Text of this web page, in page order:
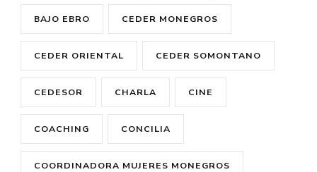
BAJO EBRO CEDER MONEGROS
CEDER ORIENTAL CEDER SOMONTANO
CEDESOR CHARLA CINE
COACHING CONCILIA
COORDINADORA MUJERES MONEGROS